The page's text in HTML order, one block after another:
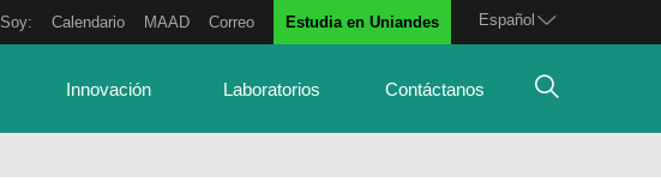
Español
Soy: Calendario MAAD Correo Estudia en Uniandes
Innovación Laboratorios Contáctanos